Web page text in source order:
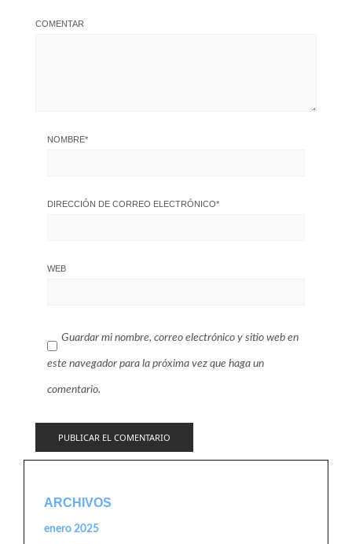
COMENTAR
NOMBRE*
DIRECCIÓN DE CORREO ELECTRÓNICO*
WEB
Guardar mi nombre, correo electrónico y sitio web en
este navegador para la próxima vez que haga un
comentario.
ARCHIVOS
enero 2025